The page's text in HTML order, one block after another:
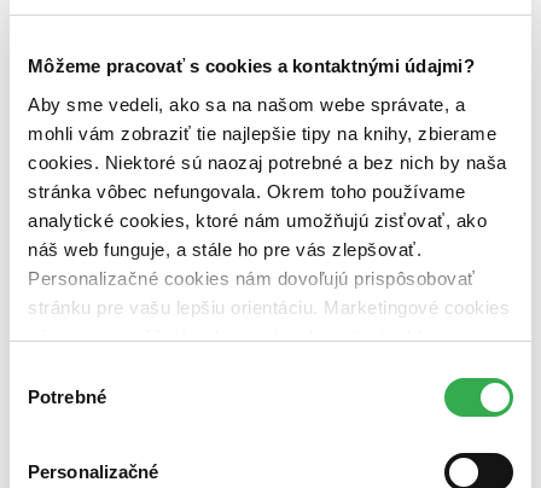
Môžeme pracovať s cookies a kontaktnými údajmi?
Aby sme vedeli, ako sa na našom webe správate, a
mohli vám zobraziť tie najlepšie tipy na knihy, zbierame
cookies. Niektoré sú naozaj potrebné a bez nich by naša
stránka vôbec nefungovala. Okrem toho používame
analytické cookies, ktoré nám umožňujú zisťovať, ako
náš web funguje, a stále ho pre vás zlepšovať.
Personalizačné cookies nám dovoľujú prispôsobovať
stránku pre vašu lepšiu orientáciu. Marketingové cookies
nám zas umožňujú zobrazenie relevantnej reklamy.
nám pomohlo, keby sme mohli používať všetky tieto
súhlasu
Potrebné
Personalizačné
Wolters Kluwer ČR (1 titul)Wolters Kluwer ČR1
Väzba
pevná väzba (1 titul)pevná väzba 1
Zúžiť výber
Zoradiť
Bestsellery
Najdrahšie